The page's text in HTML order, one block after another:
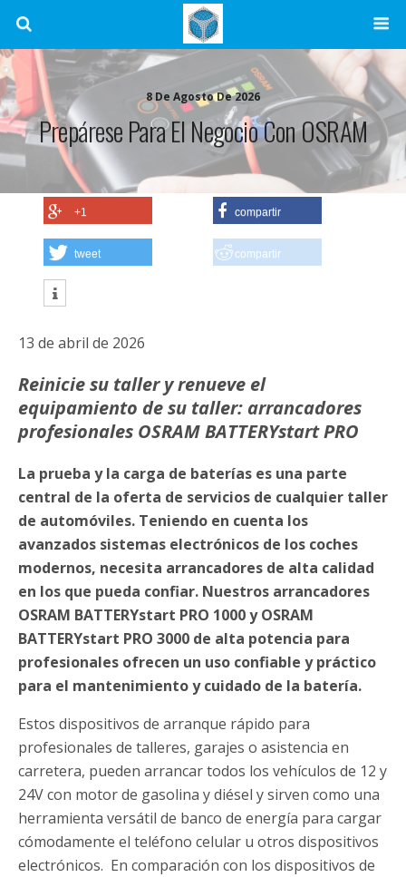
8 De Agosto De 2026
Prepárese Para El Negocio Con OSRAM
+1 compartir
tweet compartir
13 de abril de 2026
Reinicie su taller y renueve el
equipamiento de su taller: arrancadores
profesionales OSRAM BATTERYstart PRO
La prueba y la carga de baterías es una parte
central de la oferta de servicios de cualquier taller
de automóviles. Teniendo en cuenta los
avanzados sistemas electrónicos de los coches
modernos, necesita arrancadores de alta calidad
en los que pueda confiar. Nuestros arrancadores
OSRAM BATTERYstart PRO 1000 y OSRAM
BATTERYstart PRO 3000 de alta potencia para
profesionales ofrecen un uso confiable y práctico
para el mantenimiento y cuidado de la batería.
Estos dispositivos de arranque rápido para
profesionales de talleres, garajes o asistencia en
carretera, pueden arrancar todos los vehículos de 12 y
24V con motor de gasolina y diésel y sirven como una
herramienta versátil de banco de energía para cargar
cómodamente el teléfono celular u otros dispositivos
electrónicos. En comparación con los dispositivos de